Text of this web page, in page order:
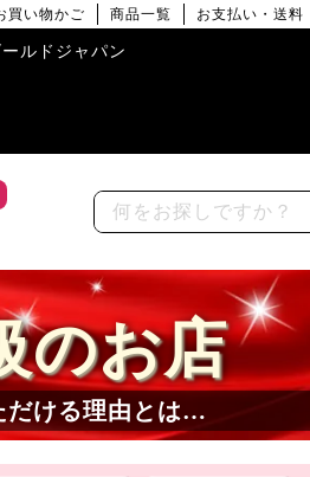
買い物かご 商品一覧 お支払い・送料
ルドジャパン
のお店
だける理由とは…